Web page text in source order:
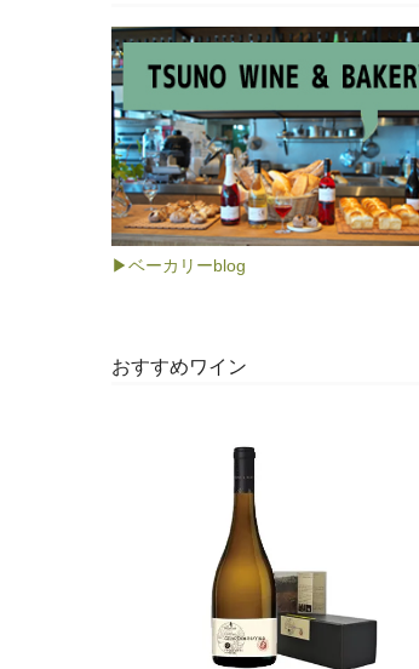
▶ベーカリーblog
おすすめワイン